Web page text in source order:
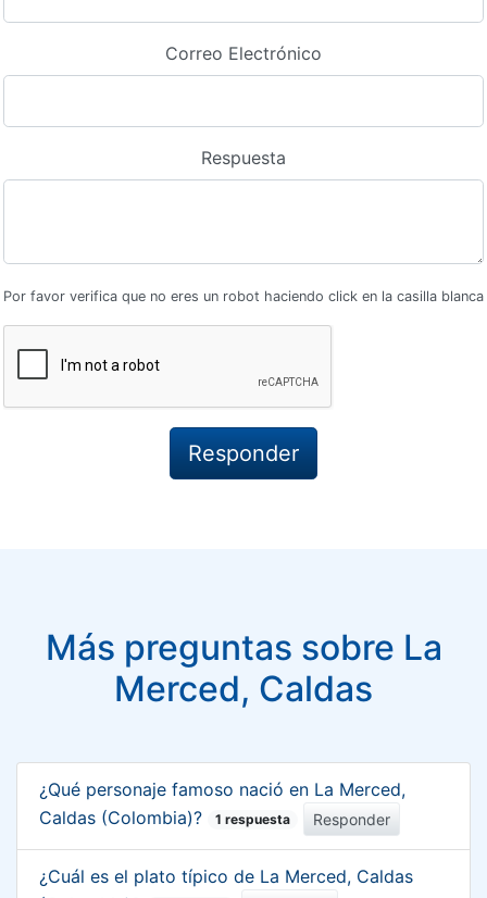
Correo Electrónico
Respuesta
Por favor verifica que no eres un robot haciendo click en la casilla blanca
Más preguntas sobre La
Merced, Caldas
¿Qué personaje famoso nació en La Merced,
Caldas (Colombia)?
1 respuesta Responder
¿Cuál es el plato típico de La Merced, Caldas